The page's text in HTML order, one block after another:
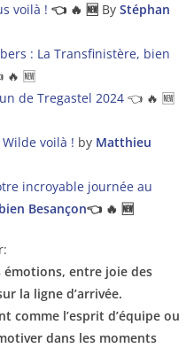
voilà ! 👈 🔥 🆕 By Stéphan
: La Transfinistère, bien
🔥 🆕
de Tregastel 2024 👈 🔥 🆕
voilà ! by Matthieu
incroyable journée au
Besançon👈 🔥 🆕
entre joie des
la ligne d’arrivée.
comme l’esprit d’équipe ou
dans les moments